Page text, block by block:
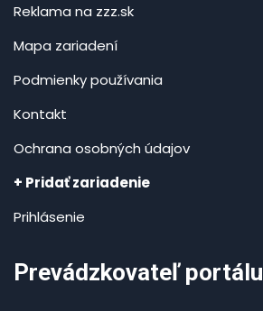
Reklama na zzz.sk
Mapa zariadení
Podmienky používania
Kontakt
Ochrana osobných údajov
+ Pridať zariadenie
Prihlásenie
Prevádzkovateľ portálu